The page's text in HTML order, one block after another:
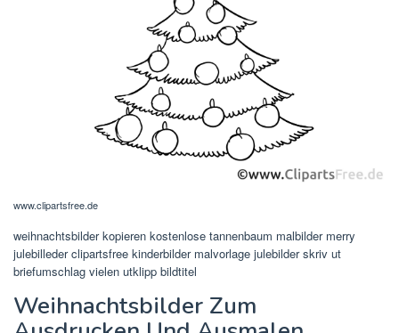
www.clipartsfree.de
weihnachtsbilder kopieren kostenlose tannenbaum malbilder merry
julebilleder clipartsfree kinderbilder malvorlage julebilder skriv ut
briefumschlag vielen utklipp bildtitel
Weihnachtsbilder Zum